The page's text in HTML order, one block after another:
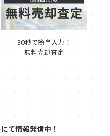
30秒で簡単入力！
無料売却査定
て情報発信中！